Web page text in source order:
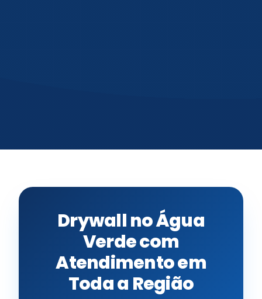
Drywall no Água
Verde com
Atendimento em
Toda a Região